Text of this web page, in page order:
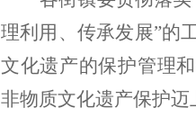
理利用、传承发展”的
文化遗产的保护管理
非物质文化遗产保护迈